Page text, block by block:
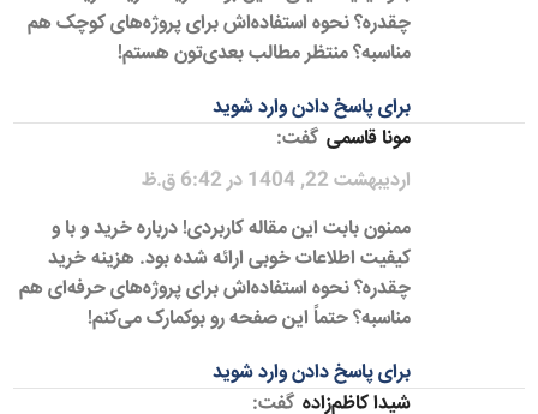
چقدره؟ نحوه استفاده‌اش برای پروژه‌های کوچک هم
مناسبه؟ منتظر مطالب بعدی‌تون هستم!
برای پاسخ دادن وارد شوید
مونا قاسمی گفت:
اردیبهشت 22, 1404 در 6:42 ق.ظ
ممنون بابت این مقاله کاربردی! درباره خرید و با و
کیفیت اطلاعات خوبی ارائه شده بود. هزینه خرید
چقدره؟ نحوه استفاده‌اش برای پروژه‌های حرفه‌ای هم
مناسبه؟ حتماً این صفحه رو بوکمارک می‌کنم!
برای پاسخ دادن وارد شوید
شیدا کاظم‌زاده گفت: